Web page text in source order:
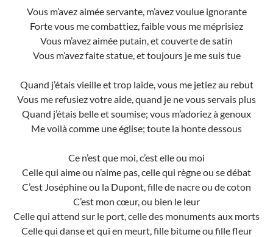
Vous m’avez aimée servante, m’avez voulue ignorante
Forte vous me combattiez, faible vous me méprisiez
Vous m’avez aimée putain, et couverte de satin
Vous m’avez faite statue, et toujours je me suis tue
Quand j’étais vieille et trop laide, vous me jetiez au rebut
Vous me refusiez votre aide, quand je ne vous servais plus
Quand j’étais belle et soumise; vous m’adoriez à genoux
Me voilà comme une église; toute la honte dessous
Ce n’est que moi, c’est elle ou moi
Celle qui aime ou n’aime pas, celle qui règne ou se débat
C’est Joséphine ou la Dupont, fille de nacre ou de coton
C’est mon cœur, ou bien le leur
Celle qui attend sur le port, celle des monuments aux morts
Celle qui danse et qui en meurt, fille bitume ou fille fleur